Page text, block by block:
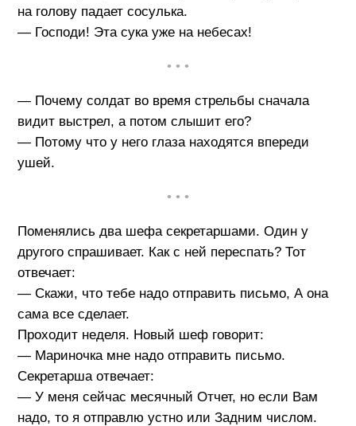
на голову падает сосулька.
— Господи! Эта сука уже на небесах!
• • •
— Почему солдат во время стрельбы сначала
видит выстрел, а потом слышит его?
— Потому что у него глаза находятся впереди
ушей.
• • •
Поменялись два шефа секретаршами. Один у
другого спрашивает. Как с ней переспать? Тот
отвечает:
— Скажи, что тебе надо отправить письмо, А она
сама все сделает.
Проходит неделя. Новый шеф говорит:
— Мариночка мне надо отправить письмо.
Секретарша отвечает:
— У меня сейчас месячный Отчет, но если Вам
надо, то я отправлю устно или Задним числом.